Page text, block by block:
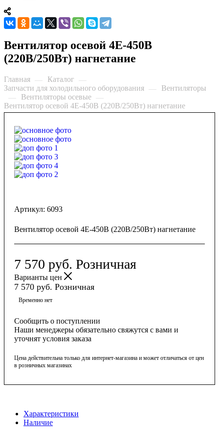
Вентилятор осевой 4E-450B
(220В/250Вт) нагнетание
Главная — Каталог —
Запчасти для холодильного оборудования —
Вентиляторы
—
Вентиляторы осевые —
Вентилятор осевой 4E-450B (220В/250Вт) нагнетание
Артикул: 6093
Вентилятор осевой 4E-450B (220В/250Вт) нагнетание
7 570 руб. Розничная
Варианты цен
7 570 руб. Розничная
Временно нет
Сообщить о поступлении
Наши менеджеры обязательно свяжутся с вами и
уточнят условия заказа
Цена действительна только для интернет-магазина и может отличаться от цен
в розничных магазинах
Характеристики
Наличие